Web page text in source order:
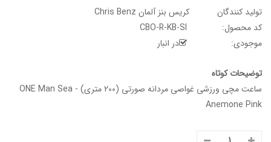
تولید کنندگان
کریس بنز آلمان Chris Benz
کد محصول:
موجودی:
در انبار
توضیحات کوتاه
ساعت مچی ورزشی غواصی مردانه صورتی (200 متری) - ONE Man Sea
Anemone Pink